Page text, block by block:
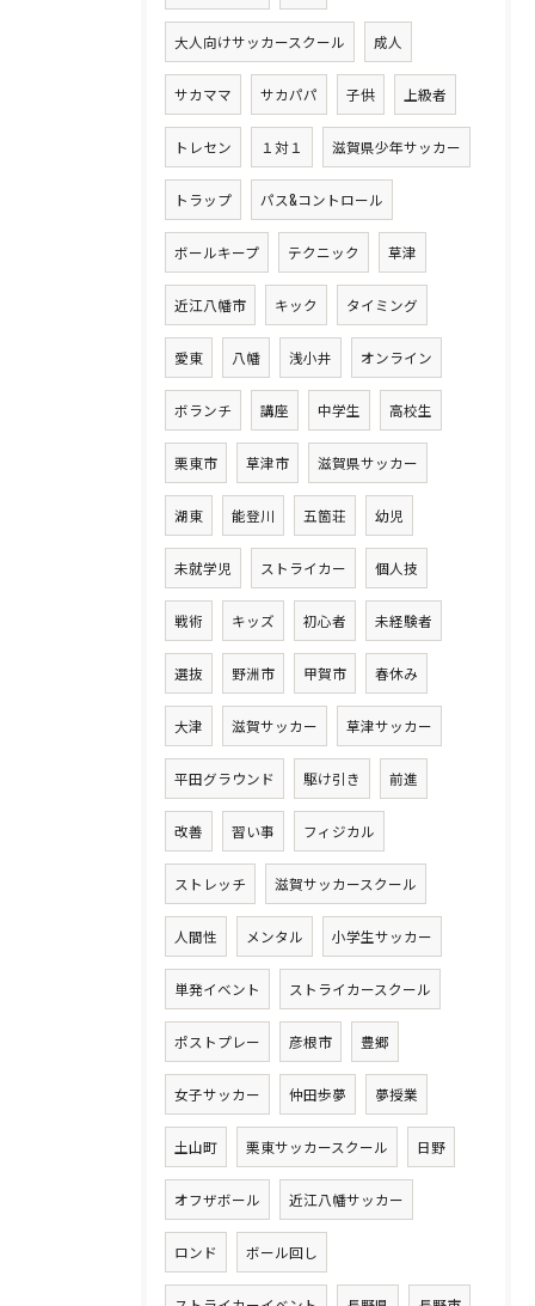
大人向けサッカースクール 成人
サカママ サカパパ 子供 上級者
トレセン １対１ 滋賀県少年サッカー
トラップ パス&コントロール
ボールキープ テクニック 草津
近江八幡市 キック タイミング
愛東 八幡 浅小井 オンライン
ボランチ 講座 中学生 高校生
栗東市 草津市 滋賀県サッカー
湖東 能登川 五箇荘 幼児
未就学児 ストライカー 個人技
戦術 キッズ 初心者 未経験者
選抜 野洲市 甲賀市 春休み
大津 滋賀サッカー 草津サッカー
平田グラウンド 駆け引き 前進
改善 習い事 フィジカル
ストレッチ 滋賀サッカースクール
人間性 メンタル 小学生サッカー
単発イベント ストライカースクール
ポストプレー 彦根市 豊郷
女子サッカー 仲田歩夢 夢授業
土山町 栗東サッカースクール 日野
オフザボール 近江八幡サッカー
ロンド ボール回し